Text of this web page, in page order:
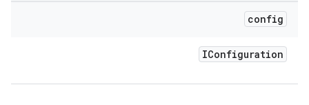
config
IConfiguration